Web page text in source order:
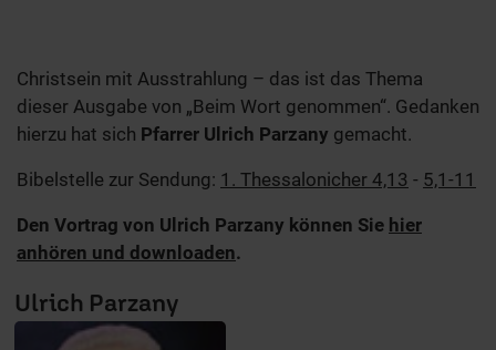
Christsein mit Ausstrahlung – das ist das Thema
dieser Ausgabe von „Beim Wort genommen“. Gedanken
hierzu hat sich Pfarrer Ulrich Parzany gemacht.
Bibelstelle zur Sendung: 1. Thessalonicher 4,13 - 5,1-11
Den Vortrag von Ulrich Parzany können Sie hier
anhören und downloaden.
Ulrich Parzany